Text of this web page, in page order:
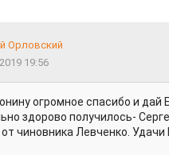
Орловский
19:56
огромное спасибо и дай
здорово получилось-
чиновника Левченко. Удачи